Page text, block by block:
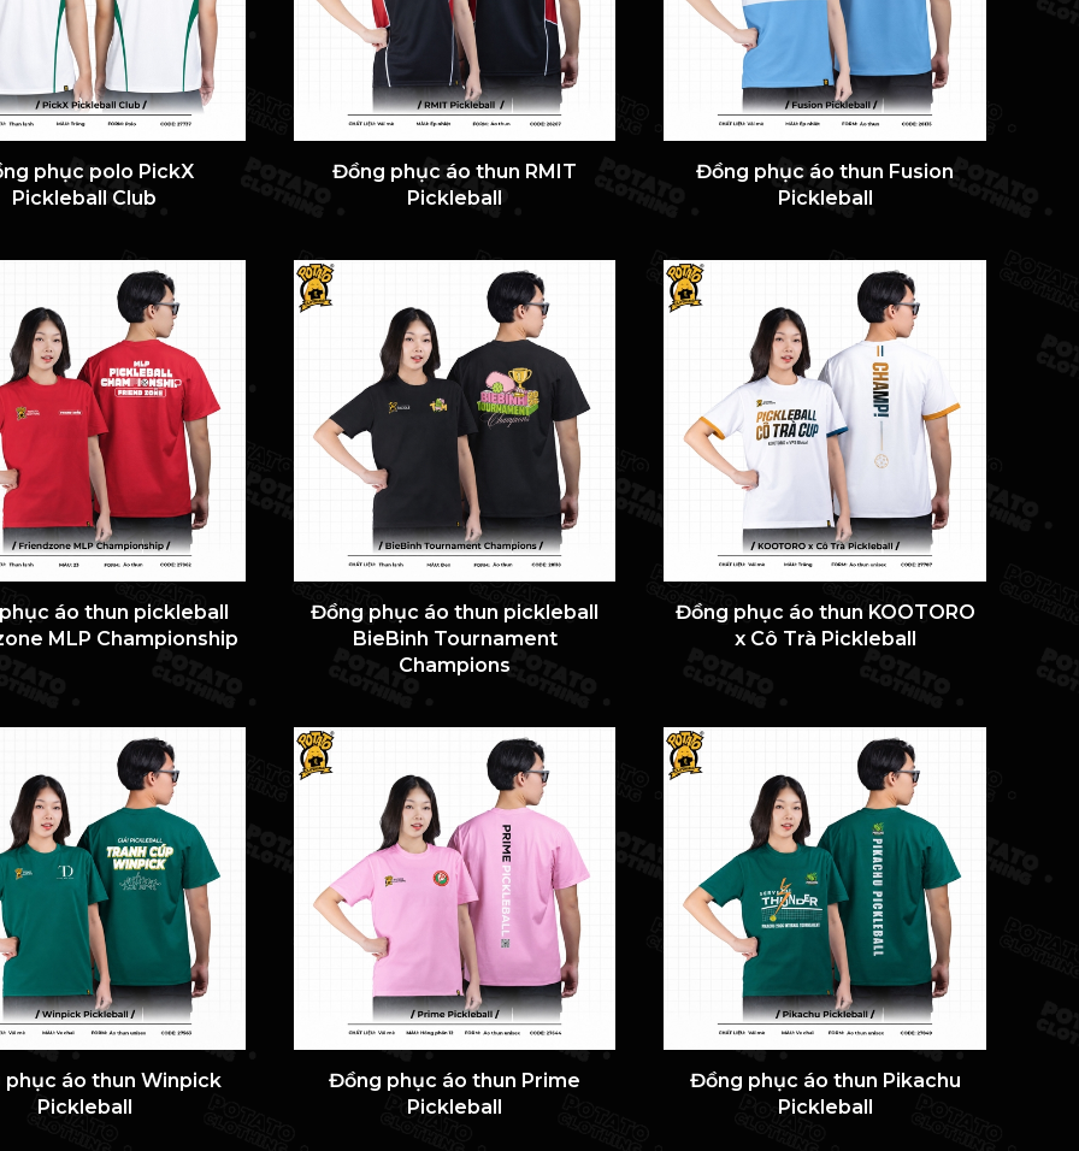
phục polo PickX
Pickleball Club
Đồng phục áo thun RMIT
Pickleball
Đồng phục áo thun Fusion
Pickleball
áo thun pickleball
MLP Championship
Đồng phục áo thun pickleball
BieBinh Tournament
Champions
Đồng phục áo thun KOOTORO
x Cô Trà Pickleball
áo thun Winpick
Pickleball
Đồng phục áo thun Prime
Pickleball
Đồng phục áo thun Pikachu
Pickleball